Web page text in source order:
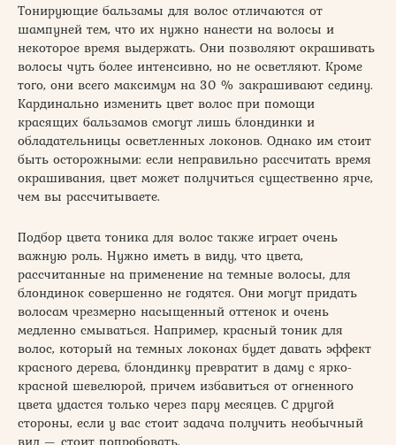
Тонирующие бальзамы для волос отличаются от
шампуней тем, что их нужно нанести на волосы и
некоторое время выдержать. Они позволяют окрашивать
волосы чуть более интенсивно, но не осветляют. Кроме
того, они всего максимум на 30 % закрашивают седину.
Кардинально изменить цвет волос при помощи
красящих бальзамов смогут лишь блондинки и
обладательницы осветленных локонов. Однако им стоит
быть осторожными: если неправильно рассчитать время
окрашивания, цвет может получиться существенно ярче,
чем вы рассчитываете.
Подбор цвета тоника для волос также играет очень
важную роль. Нужно иметь в виду, что цвета,
рассчитанные на применение на темные волосы, для
блондинок совершенно не годятся. Они могут придать
волосам чрезмерно насыщенный оттенок и очень
медленно смываться. Например, красный тоник для
волос, который на темных локонах будет давать эффект
красного дерева, блондинку превратит в даму с ярко-
красной шевелюрой, причем избавиться от огненного
цвета удастся только через пару месяцев. С другой
стороны, если у вас стоит задача получить необычный